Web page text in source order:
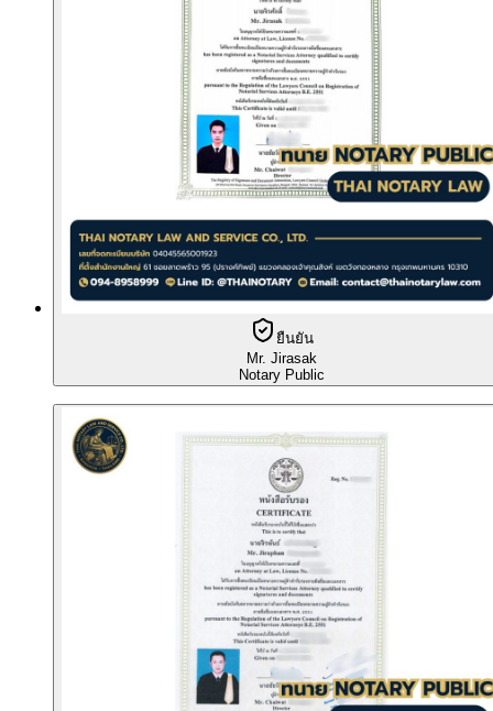
ยืนยัน
Mr. Jirasak
Notary Public